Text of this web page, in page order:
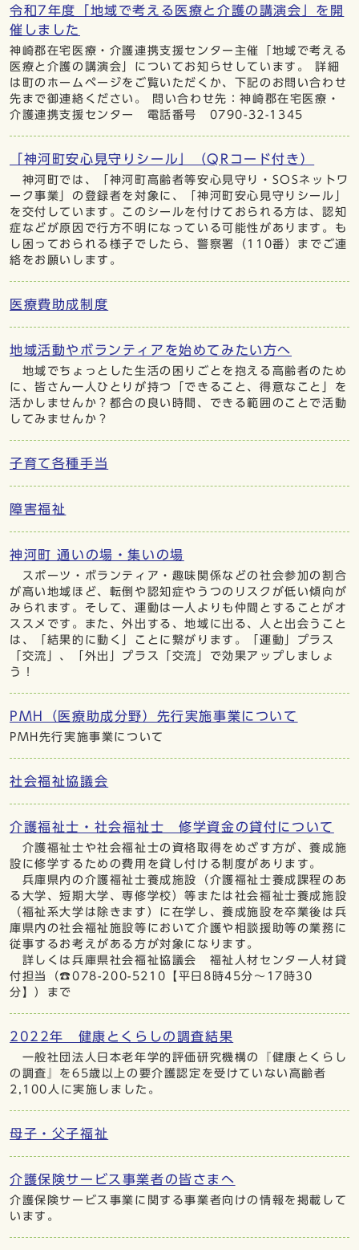
令和7年度「地域で考える医療と介護の講演会」を開
催しました
神崎郡在宅医療・介護連携支援センター主催「地域で考える
医療と介護の講演会」についてお知らせしています。 詳細
は町のホームページをご覧いただくか、下記のお問い合わせ
先まで御連絡ください。 問い合わせ先：神崎郡在宅医療・
介護連携支援センター 電話番号 0790-32-1345
「神河町安心見守りシール」（QRコード付き）
神河町では、「神河町高齢者等安心見守り・SOSネットワ
ーク事業」の登録者を対象に、「神河町安心見守りシール」
を交付しています。このシールを付けておられる方は、認知
症などが原因で行方不明になっている可能性があります。も
し困っておられる様子でしたら、警察署（110番）までご連
絡をお願いします。
医療費助成制度
地域活動やボランティアを始めてみたい方へ
地域でちょっとした生活の困りごとを抱える高齢者のため
に、皆さん一人ひとりが持つ「できること、得意なこと」を
活かしませんか？都合の良い時間、できる範囲のことで活動
してみませんか？
子育て各種手当
障害福祉
神河町 通いの場・集いの場
スポーツ・ボランティア・趣味関係などの社会参加の割合
が高い地域ほど、転倒や認知症やうつのリスクが低い傾向が
みられます。そして、運動は一人よりも仲間とすることがオ
ススメです。また、外出する、地域に出る、人と出会うこと
は、「結果的に動く」ことに繋がります。「運動」プラス
「交流」、「外出」プラス「交流」で効果アップしましょ
う！
PMH（医療助成分野）先行実施事業について
PMH先行実施事業について
社会福祉協議会
介護福祉士・社会福祉士 修学資金の貸付について
介護福祉士や社会福祉士の資格取得をめざす方が、養成施
設に修学するための費用を貸し付ける制度があります。
兵庫県内の介護福祉士養成施設（介護福祉士養成課程のあ
る大学、短期大学、専修学校）等または社会福祉士養成施設
（福祉系大学は除きます）に在学し、養成施設を卒業後は兵
庫県内の社会福祉施設等において介護や相談援助等の業務に
従事するお考えがある方が対象になります。
詳しくは兵庫県社会福祉協議会 福祉人材センター人材貸
付担当（☎078-200-5210【平日8時45分～17時30
分】）まで
2022年 健康とくらしの調査結果
一般社団法人日本老年学的評価研究機構の『健康とくらし
の調査』を65歳以上の要介護認定を受けていない高齢者
2,100人に実施しました。
母子・父子福祉
介護保険サービス事業者の皆さまへ
介護保険サービス事業に関する事業者向けの情報を掲載して
います。